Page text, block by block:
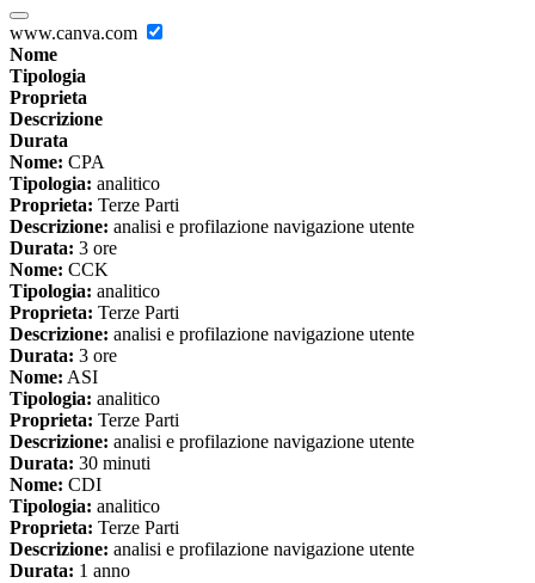
www.canva.com
Nome
Tipologia
Proprieta
Descrizione
Durata
Nome: CPA
Tipologia: analitico
Proprieta: Terze Parti
Descrizione: analisi e profilazione navigazione utente
Durata: 3 ore
Nome: CCK
Tipologia: analitico
Proprieta: Terze Parti
Descrizione: analisi e profilazione navigazione utente
Durata: 3 ore
Nome: ASI
Tipologia: analitico
Proprieta: Terze Parti
Descrizione: analisi e profilazione navigazione utente
Durata: 30 minuti
Nome: CDI
Tipologia: analitico
Proprieta: Terze Parti
Descrizione: analisi e profilazione navigazione utente
Durata: 1 anno